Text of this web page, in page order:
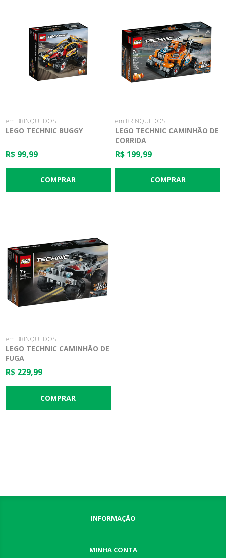
em BRINQUEDOS
LEGO TECHNIC BUGGY
R$ 99,99
em BRINQUEDOS
LEGO TECHNIC CAMINHÃO DE
CORRIDA
R$ 199,99
em BRINQUEDOS
LEGO TECHNIC CAMINHÃO DE
FUGA
R$ 229,99
INFORMAÇÃO
MINHA CONTA